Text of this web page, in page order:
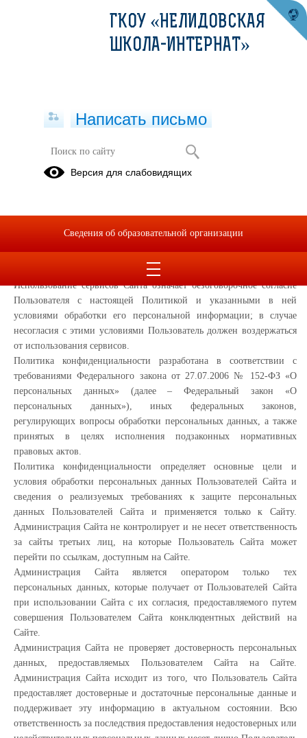
Политика конфиденциальности
интернат» , (далее – Администрация Сайта) применяется при
использовании в сети Интернет по адресу:
, далее Сайт
Использование сервисов Сайта означает безоговорочное согласие
Пользователя с настоящей Политикой и указанными в ней
условиями обработки его персональной информации; в случае
несогласия с этими условиями Пользователь должен воздержаться
от использования сервисов.
Политика конфиденциальности разработана в соответствии с
требованиями Федерального закона от 27.07.2006 № 152-ФЗ «О
персональных данных» (далее – Федеральный закон «О
персональных данных»), иных федеральных законов,
регулирующих вопросы обработки персональных данных, а также
принятых в целях исполнения подзаконных нормативных
правовых актов.
Политика конфиденциальности определяет основные цели и
условия обработки персональных данных Пользователей Сайта и
сведения о реализуемых требованиях к защите персональных
данных Пользователей Сайта и применяется только к Сайту.
Администрация Сайта не контролирует и не несет ответственность
за сайты третьих лиц, на которые Пользователь Сайта может
перейти по ссылкам, доступным на Сайте.
Администрация Сайта является оператором только тех
персональных данных, которые получает от Пользователей Сайта
при использовании Сайта с их согласия, предоставляемого путем
совершения Пользователем Сайта конклюдентных действий на
Сайте.
Администрация Сайта не проверяет достоверность персональных
данных, предоставляемых Пользователем Сайта на Сайте.
Администрация Сайта исходит из того, что Пользователь Сайта
предоставляет достоверные и достаточные персональные данные и
поддерживает эту информацию в актуальном состоянии. Всю
ответственность за последствия предоставления недостоверных или
ГКОУ «НЕЛИДОВСКАЯ
ШКОЛА-ИНТЕРНАТ»
Написать письмо
Версия для слабовидящих
Сведения об образовательной организации